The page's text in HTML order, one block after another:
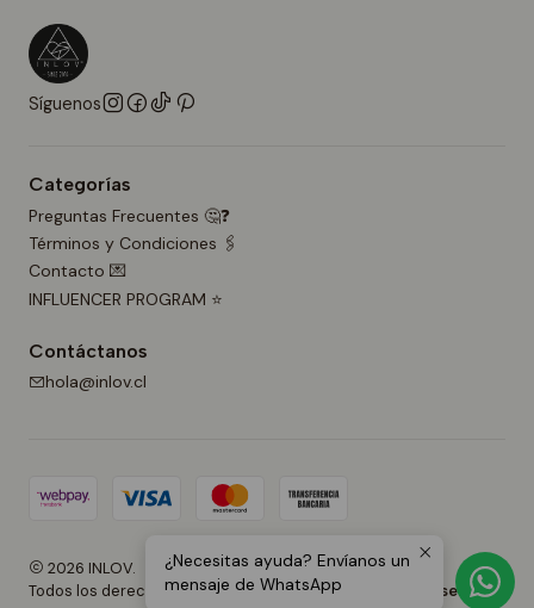
Síguenos
Categorías
Preguntas Frecuentes 🤔❓
Términos y Condiciones 🖇️
Contacto 💌
INFLUENCER PROGRAM ⭐
Contáctanos
hola@inlov.cl
2026 INLOV.
Todos los derechos reservados.Desarrollado por Jumpseller.
¿Necesitas ayuda? Envíanos un
mensaje de WhatsApp